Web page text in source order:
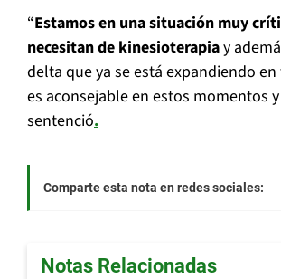
“Estamos en una situación muy
necesitan de kinesioterapiay
delta que ya se está expandiendo
es aconsejable en estos momentos
sentenció.
Comparte esta nota en redes sociales:
Notas Relacionadas